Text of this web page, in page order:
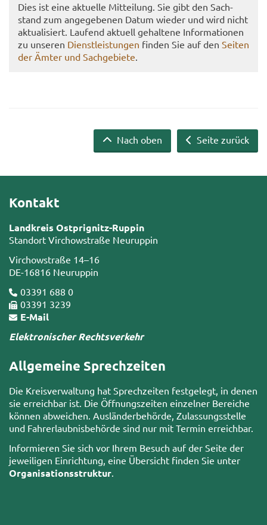
Dies ist eine ak­tu­el­le Mit­tei­lung. Sie gibt den Sach­
stand zum an­ge­ge­be­nen Datum wie­der und wird nicht
ak­tua­li­siert. Lau­fend ak­tu­ell ge­hal­te­ne In­for­ma­tio­nen
zu un­se­ren Dienst­leis­tun­gen fin­den Sie auf den Sei­ten
der Ämter und Sach­ge­bie­te.
Seite zurück
Nach oben
Kontakt
Landkreis Ostprignitz-Ruppin
Standort Virchowstraße Neuruppin
Virchowstraße 14–16
DE-16816 Neuruppin
03391 688 0
03391 3239
E-Mail
Elektronischer Rechtsverkehr
Allgemeine Sprechzeiten
Die Kreisverwaltung hat Sprechzeiten festgelegt, in denen
sie erreichbar ist. Die Öffnungszeiten einzelner Bereiche
können abweichen. Ausländerbehörde, Zulassungsstelle
und Fahrerlaubnisbehörde sind nur mit Termin erreichbar.
Informieren Sie sich vor Ihrem Besuch auf der Seite der
jeweiligen Einrichtung, eine Übersicht finden Sie unter
Organisationsstruktur